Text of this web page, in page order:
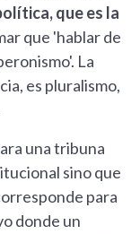
que es la
que 'hablar de
La
es pluralismo,
una tribuna
sino que
para
donde un